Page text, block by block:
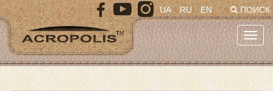
Перейти
к
основному
содержанию
ПОИСК
UA RU EN